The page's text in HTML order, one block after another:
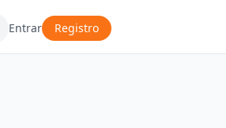
Entrar Registro